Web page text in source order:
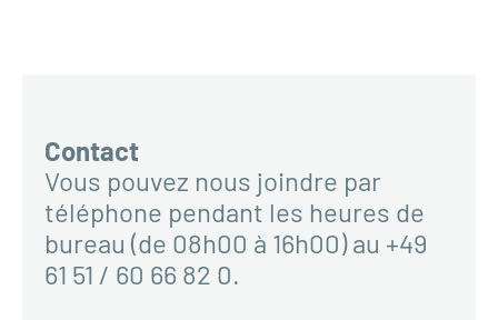
Contact
Vous pouvez nous joindre par
téléphone pendant les heures de
bureau (de 08h00 à 16h00) au +49
61 51 / 60 66 82 0.